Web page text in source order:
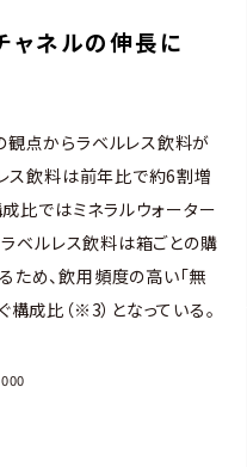
ャネルの伸長に
点からラベルレス飲料が
ス飲料は前年比で約6割増
成比ではミネラルウォーター
ベルレス飲料は箱ごとの購
め、飲用頻度の高い「無
成比（※3）となっている。